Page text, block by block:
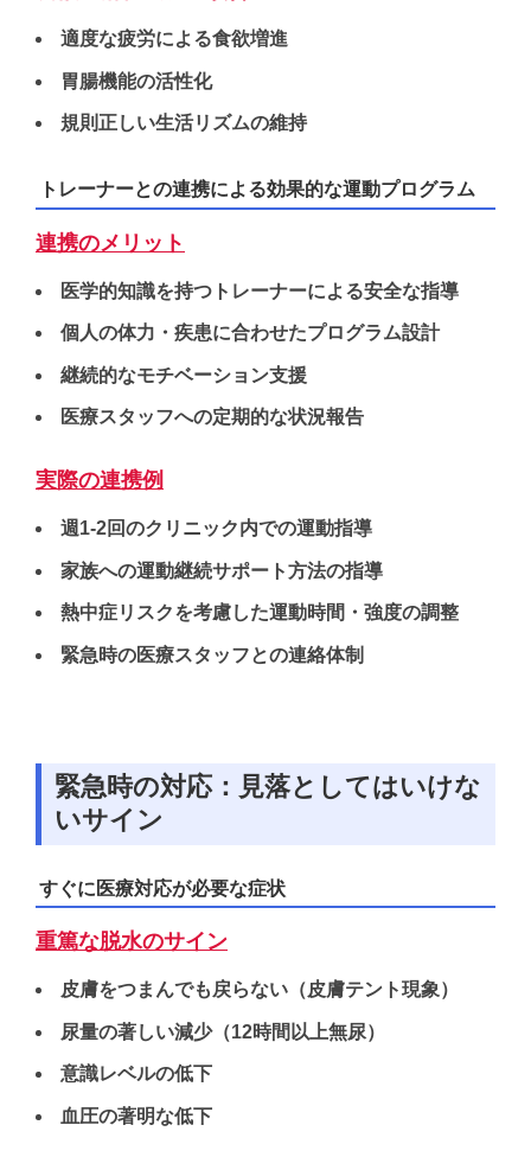
適度な疲労による食欲増進
胃腸機能の活性化
規則正しい生活リズムの維持
トレーナーとの連携による効果的な運動プログラム
連携のメリット
医学的知識を持つトレーナーによる安全な指導
個人の体力・疾患に合わせたプログラム設計
継続的なモチベーション支援
医療スタッフへの定期的な状況報告
実際の連携例
週1-2回のクリニック内での運動指導
家族への運動継続サポート方法の指導
熱中症リスクを考慮した運動時間・強度の調整
緊急時の医療スタッフとの連絡体制
緊急時の対応：見落としてはいけな
いサイン
すぐに医療対応が必要な症状
重篤な脱水のサイン
皮膚をつまんでも戻らない（皮膚テント現象）
尿量の著しい減少（12時間以上無尿）
意識レベルの低下
血圧の著明な低下